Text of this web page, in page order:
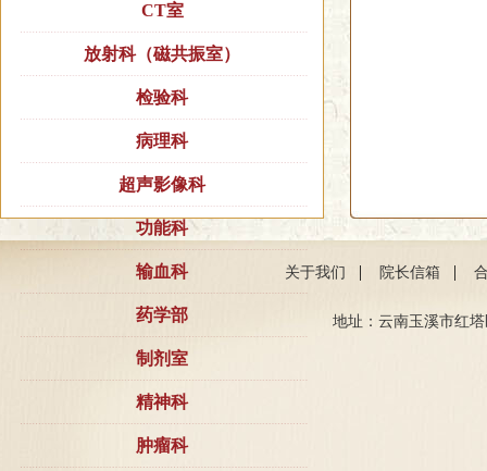
CT室
放射科（磁共振室）
检验科
病理科
超声影像科
功能科
输血科
药学部
制剂室
精神科
肿瘤科
关于我们 | 院长信箱 |
地址：云南玉溪市红塔